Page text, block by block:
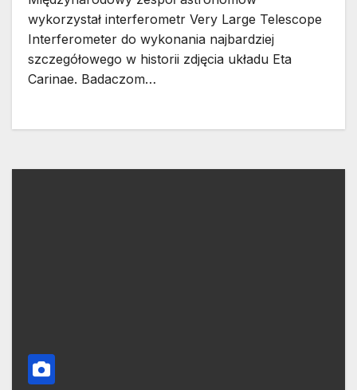
wykorzystał interferometr Very Large Telescope
Interferometer do wykonania najbardziej
szczegółowego w historii zdjęcia układu Eta
Carinae. Badaczom…